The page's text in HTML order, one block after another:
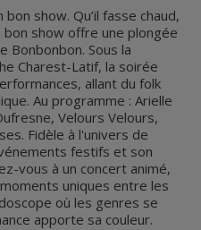
bon show. Qu’il fasse chaud,
bon show offre une plongée
Bonbonbon. Sous la
Charest-Latif, la soirée
allant du folk
Au programme : Arielle
Velours Velours,
Fidèle à l'univers de
festifs et son
vous à un concert animé,
uniques entre les
où les genres se
apporte sa couleur.